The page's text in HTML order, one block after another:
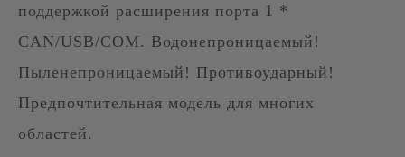
поддержкой расширения порта 1 *
CAN/USB/COM. Водонепроницаемый!
Пыленепроницаемый! Противоударный!
Предпочтительная модель для многих
областей.